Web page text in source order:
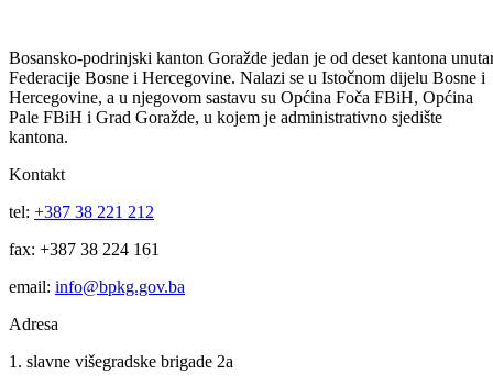
Obavještenja (Socijalna) (6)
Skupstina - Odluke (6)
Bilten (5)
Javne navavke (Boracka) (5)
Kako do informacija (5)
Najava sastanaka (5)
Ustanove (5)
Obavještenja (Obrazovanje) (4)
Video (Ostalo ne postoji) (4)
Download (3)
Municipality (3)
Javne nabavke (Socijalna) (2)